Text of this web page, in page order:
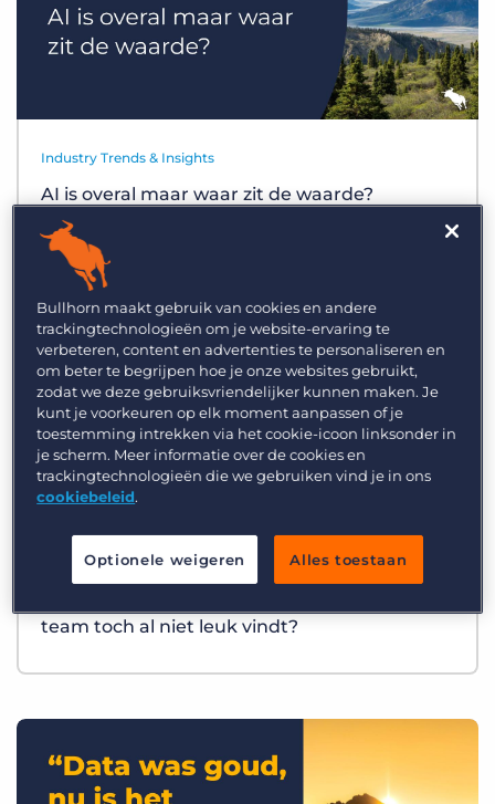
Industry Trends & Insights
AI is overal maar waar zit de waarde?
Best Practices
team toch al niet leuk vindt?
Bullhorn maakt gebruik van cookies en andere
trackingtechnologieën om je website-ervaring te
verbeteren, content en advertenties te personaliseren en
om beter te begrijpen hoe je onze websites gebruikt,
zodat we deze gebruiksvriendelijker kunnen maken. Je
kunt je voorkeuren op elk moment aanpassen of je
toestemming intrekken via het cookie-icoon linksonder in
je scherm. Meer informatie over de cookies en
trackingtechnologieën die we gebruiken vind je in ons
cookiebeleid.
Optionele weigeren Alles toestaan